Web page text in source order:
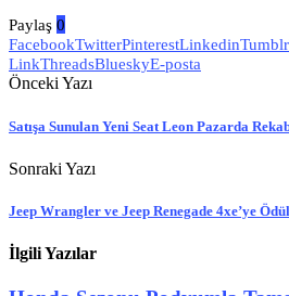
Paylaş 0
FacebookTwitterPinterestLinkedinTumblr
LinkThreadsBlueskyE-posta
Önceki Yazı
Satışa Sunulan Yeni Seat Leon Pazarda
Sonraki Yazı
Jeep Wrangler ve Jeep Renegade 4xe’ye Ödül
İlgili Yazılar